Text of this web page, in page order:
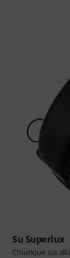
Su Superlux
Chiunque sia